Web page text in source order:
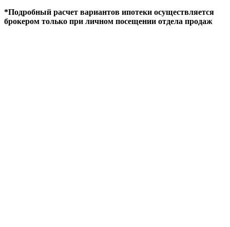
*Подробный расчет вариантов ипотеки осуществляется
брокером только при личном посещении отдела продаж